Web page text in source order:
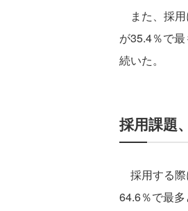
また、採用
が35.4％で
続いた。
採用課題
採用する際
64.6％で最